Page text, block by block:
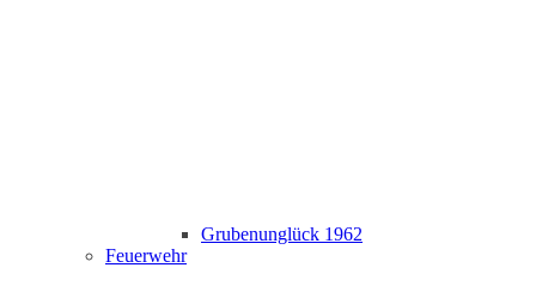
Grubenunglück 1962
Feuerwehr